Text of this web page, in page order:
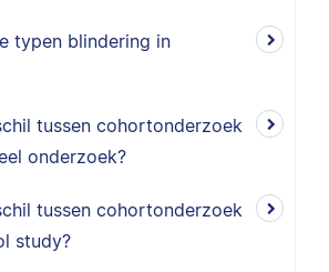
typen blindering in
tussen cohortonderzoek
onderzoek?
tussen cohortonderzoek
study?